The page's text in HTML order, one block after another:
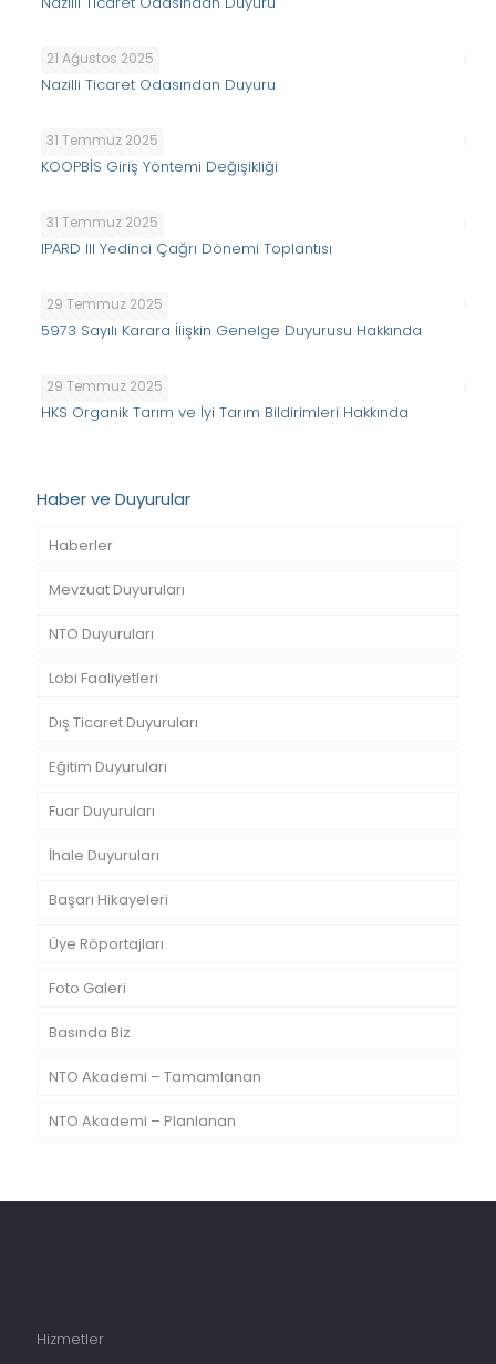
21 Ağustos 2025
Nazilli Ticaret Odasından Duyuru
31 Temmuz 2025
KOOPBİS Giriş Yöntemi Değişikliği
31 Temmuz 2025
IPARD III Yedinci Çağrı Dönemi Toplantısı
29 Temmuz 2025
5973 Sayılı Karara İlişkin Genelge Duyurusu Hakkında
29 Temmuz 2025
HKS Organik Tarım ve İyi Tarım Bildirimleri Hakkında
Haber ve Duyurular
Haberler
Mevzuat Duyuruları
NTO Duyuruları
Lobi Faaliyetleri
Dış Ticaret Duyuruları
Eğitim Duyuruları
Fuar Duyuruları
İhale Duyuruları
Başarı Hikayeleri
Üye Röportajları
Foto Galeri
Basında Biz
NTO Akademi – Tamamlanan
NTO Akademi – Planlanan
Hizmetler